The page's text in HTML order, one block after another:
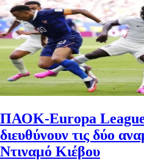
ΠΑΟΚ-Europa League:
διευθύνουν τις δύο
Ντιναμό Κιέβου